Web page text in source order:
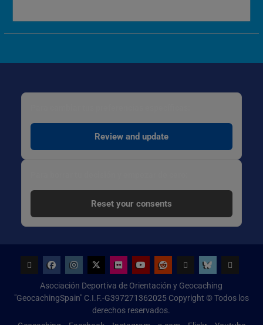
Review and update
Reset your consents
GeocachingFacebookInstagramx.com Flickr YoutubeReddit threadsbsky
Asociación Deportiva de Orientación y Geocaching
"GeocachingSpain" C.I.F.-G397271362025 Copyright © Todos los
derechos reservados.